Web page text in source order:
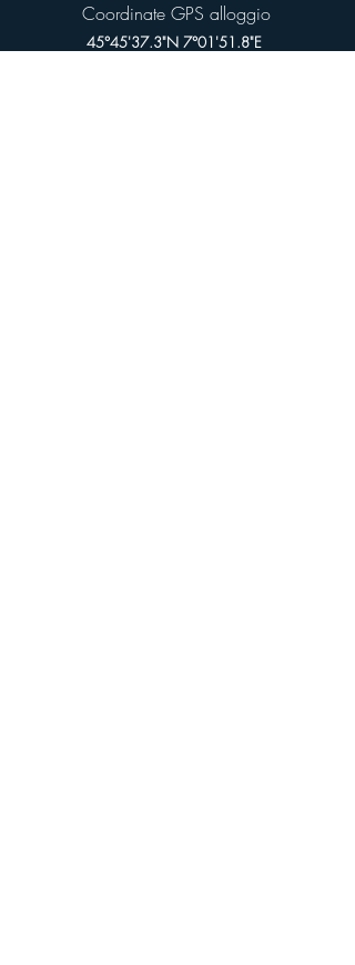
Coordinate GPS alloggio
45°45'37.3"N 7°01'51.8"E